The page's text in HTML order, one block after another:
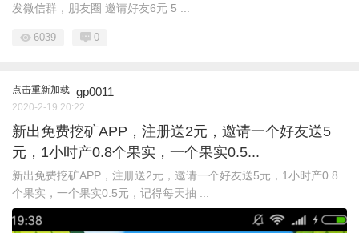
发微信群，朋友圈 邀请好友6元 5 ...
6039 0
点击重新加载 gp0011
2020-2-19 20:22
新出免费挖矿APP，注册送2元，邀请一个好友送5
元，1小时产0.8个果实，一个果实0.5...
新出免费挖矿APP，注册送2元，邀请一个好友送5元，1小时产0.8
个果实，一个果实0.5元，记得每天抽 ...